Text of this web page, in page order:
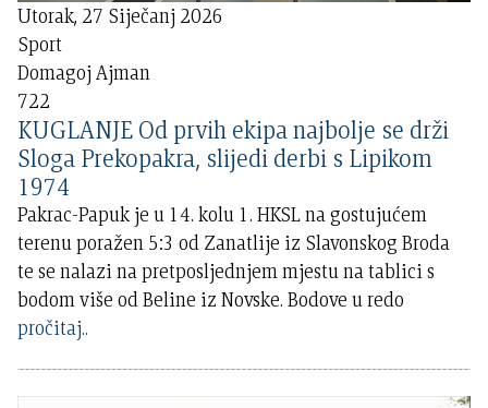
Utorak, 27 Siječanj 2026
Sport
Domagoj Ajman
722
KUGLANJE Od prvih ekipa najbolje se drži
Sloga Prekopakra, slijedi derbi s Lipikom
1974
Pakrac-Papuk je u 14. kolu 1. HKSL na gostujućem
terenu poražen 5:3 od Zanatlije iz Slavonskog Broda
te se nalazi na pretposljednjem mjestu na tablici s
bodom više od Beline iz Novske. Bodove u redo
pročitaj..